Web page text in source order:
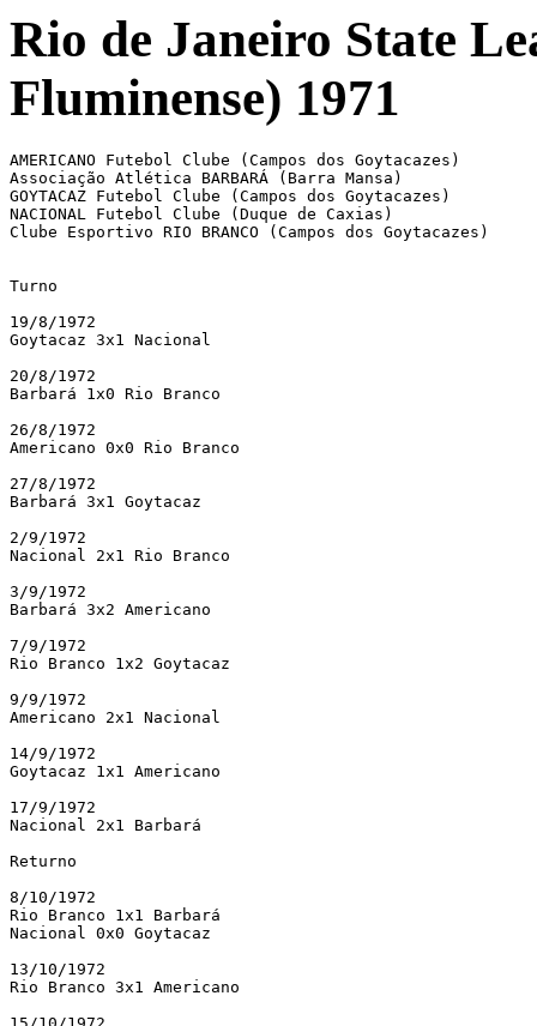
Rio de Janeiro State
Fluminense) 1971
AMERICANO Futebol Clube (Campos dos Goytacazes)
Associação Atlética BARBARÁ (Barra Mansa)
GOYTACAZ Futebol Clube (Campos dos Goytacazes)
NACIONAL Futebol Clube (Duque de Caxias)
Clube Esportivo RIO BRANCO (Campos dos Goytacazes)
Turno
19/8/1972
Goytacaz 3x1 Nacional
20/8/1972
Barbará 1x0 Rio Branco
26/8/1972
Americano 0x0 Rio Branco
27/8/1972
Barbará 3x1 Goytacaz
2/9/1972
Nacional 2x1 Rio Branco
3/9/1972
Barbará 3x2 Americano
7/9/1972
Rio Branco 1x2 Goytacaz
9/9/1972
Americano 2x1 Nacional
14/9/1972
Goytacaz 1x1 Americano
17/9/1972
Nacional 2x1 Barbará
Returno
8/10/1972
Rio Branco 1x1 Barbará
Nacional 0x0 Goytacaz
13/10/1972
Rio Branco 3x1 Americano